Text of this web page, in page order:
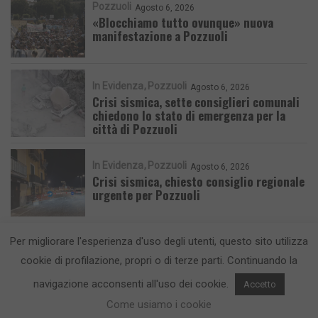
Pozzuoli Agosto 6, 2026
«Blocchiamo tutto ovunque» nuova
manifestazione a Pozzuoli
In Evidenza Pozzuoli Agosto 6, 2026
Crisi sismica, sette consiglieri comunali
chiedono lo stato di emergenza per la
città di Pozzuoli
In Evidenza Pozzuoli Agosto 6, 2026
Crisi sismica, chiesto consiglio regionale
urgente per Pozzuoli
CronacaFlegrea testata giornalistica - aut. Tribunale di Napoli n. 34 del
23/05/2012.Info e Contatti
Per migliorare l'esperienza d'uso degli utenti, questo sito utilizza
cookie di profilazione, propri o di terze parti. Continuando la
navigazione acconsenti all'uso dei cookie.
Accetto
Come usiamo i cookie